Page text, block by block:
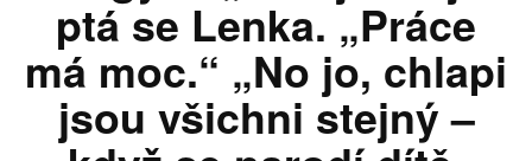
ptá se Lenka. „Práce
má moc.“ „No jo, chlapi
jsou všichni stejný –